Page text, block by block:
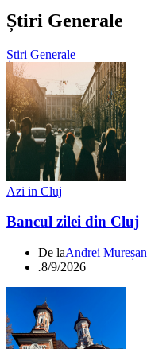
Știri Generale
Știri Generale
Azi in Cluj
Bancul zilei din Cluj
De laAndrei Mureșan
.8/9/2026